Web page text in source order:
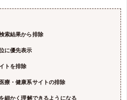
索結果から排除
に優先表示
トを排除
療・健康系サイトの排除
細かく理解できるようになる